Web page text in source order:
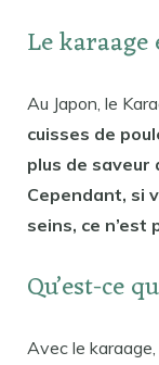
Le
Au Japon, le
cuisses de
plus de saveur
Cependant, si
seins, ce n’est
Qu’est-ce
Avec le